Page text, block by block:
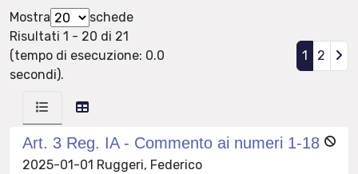
Mostra
schede
Risultati 1 - 20 di 21
(tempo di esecuzione: 0.0
secondi).
1 2
Art. 3 Reg. IA - Commento ai numeri 1-18
2025-01-01 Ruggeri, Federico